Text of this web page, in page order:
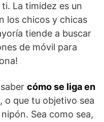
La timidez es un
los chicos y chicas
tiende a buscar
de móvil para
cómo se liga en
o que tu objetivo sea
Sea como sea,